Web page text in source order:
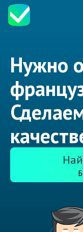
Нужно